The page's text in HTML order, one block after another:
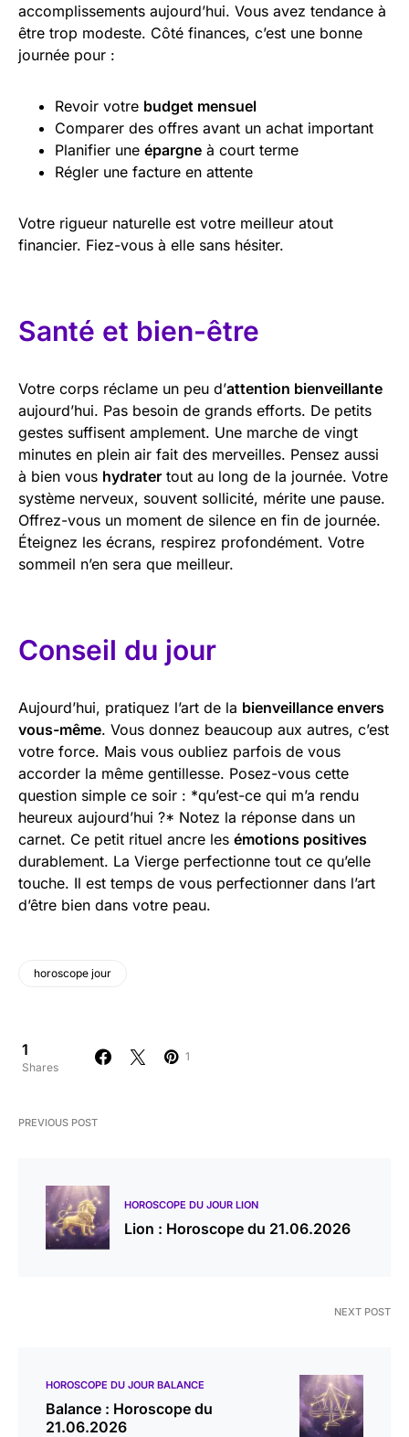
accomplissements aujourd’hui. Vous avez tendance à
être trop modeste. Côté finances, c’est une bonne
journée pour :
Revoir votre budget mensuel
Comparer des offres avant un achat important
Planifier une épargne à court terme
Régler une facture en attente
Votre rigueur naturelle est votre meilleur atout
financier. Fiez-vous à elle sans hésiter.
Santé et bien-être
Votre corps réclame un peu d’attention bienveillante
aujourd’hui. Pas besoin de grands efforts. De petits
gestes suffisent amplement. Une marche de vingt
minutes en plein air fait des merveilles. Pensez aussi
à bien vous hydrater tout au long de la journée. Votre
système nerveux, souvent sollicité, mérite une pause.
Offrez-vous un moment de silence en fin de journée.
Éteignez les écrans, respirez profondément. Votre
sommeil n’en sera que meilleur.
Conseil du jour
Aujourd’hui, pratiquez l’art de la bienveillance envers
vous-même. Vous donnez beaucoup aux autres, c’est
votre force. Mais vous oubliez parfois de vous
accorder la même gentillesse. Posez-vous cette
question simple ce soir : *qu’est-ce qui m’a rendu
heureux aujourd’hui ?* Notez la réponse dans un
carnet. Ce petit rituel ancre les émotions positives
durablement. La Vierge perfectionne tout ce qu’elle
touche. Il est temps de vous perfectionner dans l’art
d’être bien dans votre peau.
horoscope jour
1
Shares
1
PREVIOUS POST
HOROSCOPE DU JOUR LION
Lion : Horoscope du 21.06.2026
NEXT POST
HOROSCOPE DU JOUR BALANCE
Balance : Horoscope du
21.06.2026